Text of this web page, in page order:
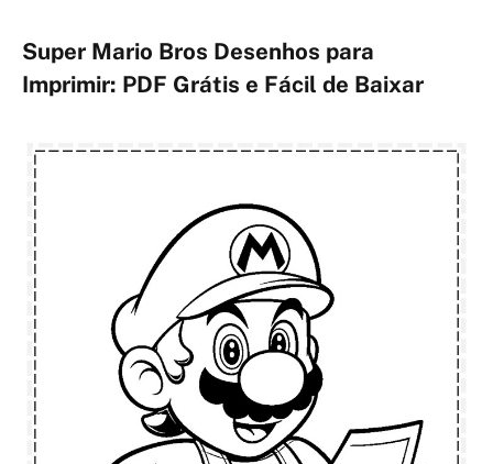
Super Mario Bros Desenhos para
Imprimir: PDF Grátis e Fácil de Baixar